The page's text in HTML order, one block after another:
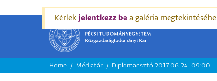
MORZSA
Home Médiatár Diplomaosztó 2017.06.24. 09:00
Kérlek jelentkezz be a galéria